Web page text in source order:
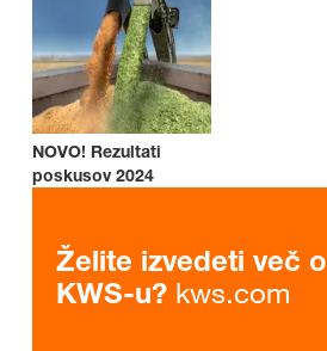
NOVO! Rezultati
poskusov 2024
Želite izvedeti več o
KWS-u? kws.com